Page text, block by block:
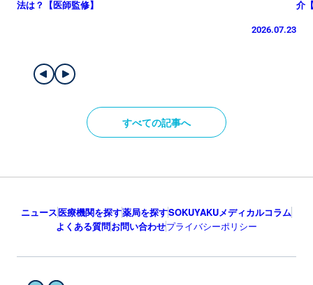
法は？【医師監修】
2026.07.23
介
すべての記事へ
ニュース医療機関を探す薬局を探すSOKUYAKUメディカルコラム
よくある質問お問い合わせプライバシーポリシー